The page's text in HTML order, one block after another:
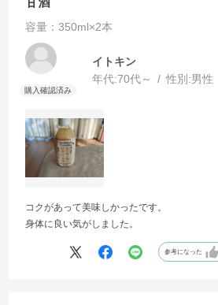
容量：350ml×2本
イトキン
年代:70代～ 性別:男性
コクがあって美味しかったです。
身体に良い気がしました。
参考になった